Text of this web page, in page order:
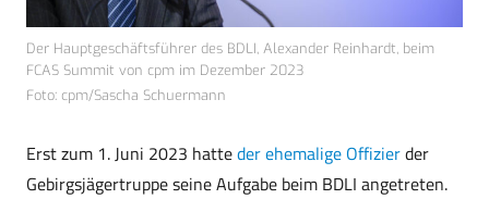
Der Hauptgeschäftsführer des BDLI, Alexander Reinhardt, beim
FCAS Summit von cpm im Dezember 2023
Foto: cpm/Sascha Schuermann
Erst zum 1. Juni 2023 hatteder ehemalige Offizierder
Gebirgsjägertruppe seine Aufgabe beim BDLI angetreten.